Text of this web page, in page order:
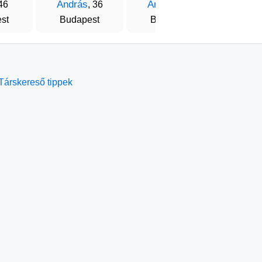
András, 36
Budapest
András
Budapest
tippek